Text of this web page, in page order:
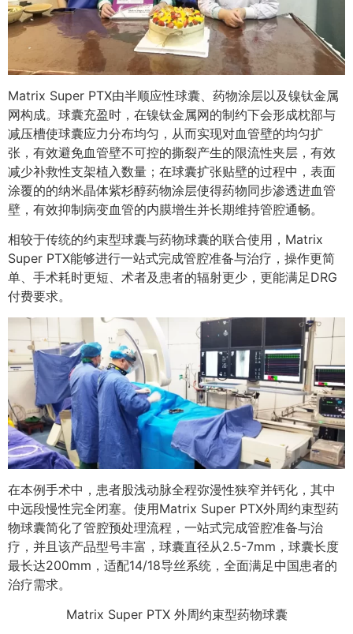
Matrix Super PTX由半顺应性球囊、药物涂层以及镍钛金属
网构成。球囊充盈时，在镍钛金属网的制约下会形成枕部与
减压槽使球囊应力分布均匀，从而实现对血管壁的均匀扩
张，有效避免血管壁不可控的撕裂产生的限流性夹层，有效
减少补救性支架植入数量；在球囊扩张贴壁的过程中，表面
涂覆的的纳米晶体紫杉醇药物涂层使得药物同步渗透进血管
壁，有效抑制病变血管的内膜增生并长期维持管腔通畅。
相较于传统的约束型球囊与药物球囊的联合使用，Matrix
Super PTX能够进行一站式完成管腔准备与治疗，操作更简
单、手术耗时更短、术者及患者的辐射更少，更能满足DRG
付费要求。
在本例手术中，患者股浅动脉全程弥漫性狭窄并钙化，其中
中远段慢性完全闭塞。使用Matrix Super PTX外周约束型药
物球囊简化了管腔预处理流程，一站式完成管腔准备与治
疗，并且该产品型号丰富，球囊直径从2.5-7mm，球囊长度
最长达200mm，适配14/18导丝系统，全面满足中国患者的
治疗需求。
Matrix Super PTX 外周约束型药物球囊